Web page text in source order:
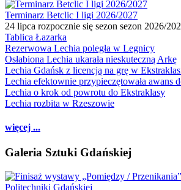
Terminarz Betclic I ligi 2026/2027
24 lipca rozpocznie się sezon sezon 2026/
Tablica Łazarka
Rezerwowa Lechia poległa w Legnicy
Osłabiona Lechia ukarała nieskuteczną Arkę
Lechia Gdańsk z licencją na grę w
Lechia efektownie przypieczętowała awans
Lechia o krok od powrotu do Ekstraklasy
Lechia rozbita w Rzeszowie
więcej ...
Galeria Sztuki Gdańskiej